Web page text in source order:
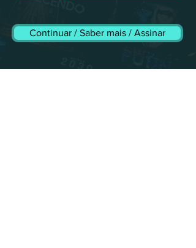
Continuar / Saber mais / Assinar